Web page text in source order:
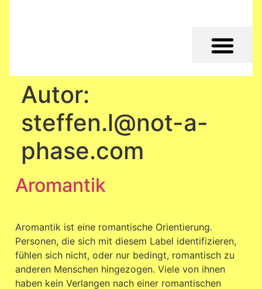
Autor:
steffen.l@not-a-
phase.com
Aromantik
Aromantik ist eine romantische Orientierung.
Personen, die sich mit diesem Label identifizieren,
fühlen sich nicht, oder nur bedingt, romantisch zu
anderen Menschen hingezogen. Viele von ihnen
haben kein Verlangen nach einer romantischen